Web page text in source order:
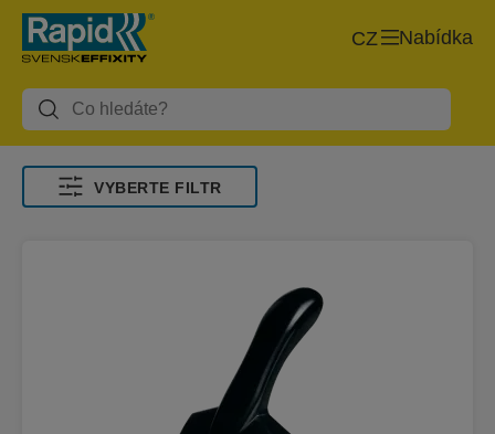
Nabídka
CZ
VYBERTE FILTR